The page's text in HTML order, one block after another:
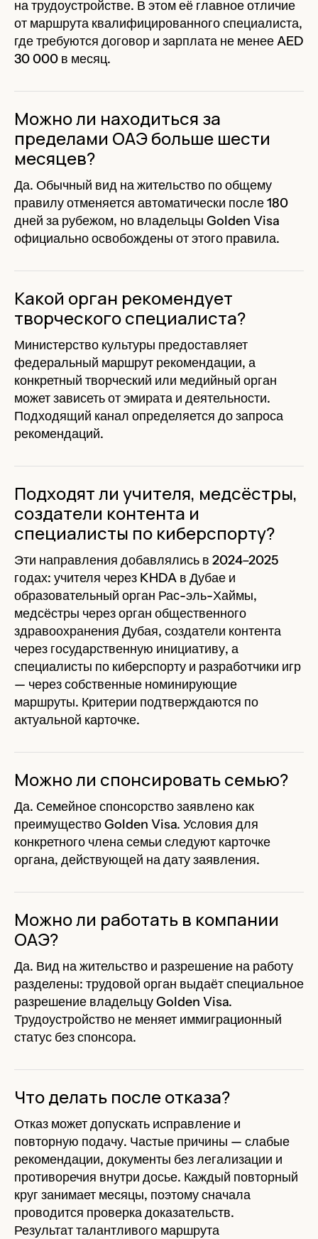
на трудоустройстве. В этом её главное отличие
от маршрута квалифицированного специалиста,
где требуются договор и зарплата не менее AED
30 000 в месяц.
Можно ли находиться за
пределами ОАЭ больше шести
месяцев?
Да. Обычный вид на жительство по общему
правилу отменяется автоматически после 180
дней за рубежом, но владельцы Golden Visa
официально освобождены от этого правила.
Какой орган рекомендует
творческого специалиста?
Министерство культуры предоставляет
федеральный маршрут рекомендации, а
конкретный творческий или медийный орган
может зависеть от эмирата и деятельности.
Подходящий канал определяется до запроса
рекомендаций.
Подходят ли учителя, медсёстры,
создатели контента и
специалисты по киберспорту?
Эти направления добавлялись в 2024–2025
годах: учителя через KHDA в Дубае и
образовательный орган Рас-эль-Хаймы,
медсёстры через орган общественного
здравоохранения Дубая, создатели контента
через государственную инициативу, а
специалисты по киберспорту и разработчики игр
— через собственные номинирующие
маршруты. Критерии подтверждаются по
актуальной карточке.
Можно ли спонсировать семью?
Да. Семейное спонсорство заявлено как
преимущество Golden Visa. Условия для
конкретного члена семьи следуют карточке
органа, действующей на дату заявления.
Можно ли работать в компании
ОАЭ?
Да. Вид на жительство и разрешение на работу
разделены: трудовой орган выдаёт специальное
разрешение владельцу Golden Visa.
Трудоустройство не меняет иммиграционный
статус без спонсора.
Что делать после отказа?
Отказ может допускать исправление и
повторную подачу. Частые причины — слабые
рекомендации, документы без легализации и
противоречия внутри досье. Каждый повторный
круг занимает месяцы, поэтому сначала
проводится проверка доказательств.
Результат талантливого маршрута